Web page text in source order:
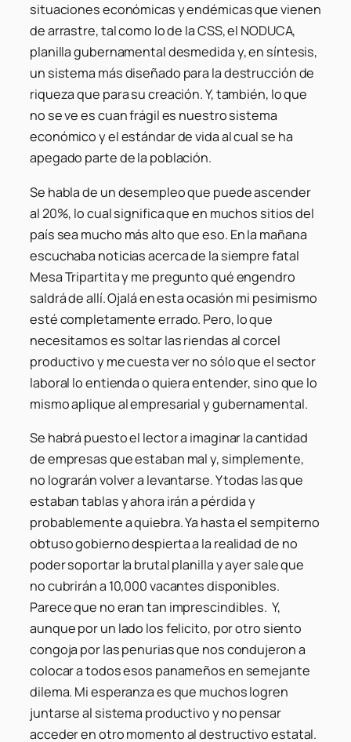
situaciones económicas y endémicas que vienen
de arrastre, tal como lo de la CSS, el NODUCA,
planilla gubernamental desmedida y, en síntesis,
un sistema más diseñado para la destrucción de
riqueza que para su creación. Y, también, lo que
no se ve es cuan frágil es nuestro sistema
económico y el estándar de vida al cual se ha
apegado parte de la población.
Se habla de un desempleo que puede ascender
al 20%, lo cual significa que en muchos sitios del
país sea mucho más alto que eso. En la mañana
escuchaba noticias acerca de la siempre fatal
Mesa Tripartita y me pregunto qué engendro
saldrá de allí. Ojalá en esta ocasión mi pesimismo
esté completamente errado. Pero, lo que
necesitamos es soltar las riendas al corcel
productivo y me cuesta ver no sólo que el sector
laboral lo entienda o quiera entender, sino que lo
mismo aplique al empresarial y gubernamental.
Se habrá puesto el lector a imaginar la cantidad
de empresas que estaban mal y, simplemente,
no lograrán volver a levantarse. Y todas las que
estaban tablas y ahora irán a pérdida y
probablemente a quiebra. Ya hasta el sempiterno
obtuso gobierno despierta a la realidad de no
poder soportar la brutal planilla y ayer sale que
no cubrirán a 10,000 vacantes disponibles.
Parece que no eran tan imprescindibles. Y,
aunque por un lado los felicito, por otro siento
congoja por las penurias que nos condujeron a
colocar a todos esos panameños en semejante
dilema. Mi esperanza es que muchos logren
juntarse al sistema productivo y no pensar
acceder en otro momento al destructivo estatal.